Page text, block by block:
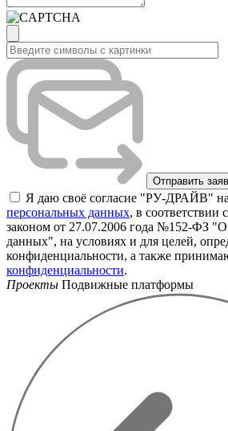
Я даю своё согласие "РУ-ДРАЙВ" на
персональных данных, в соответствии
законом от 27.07.2006 года №152-ФЗ
данных", на условиях и для целей,
конфиденциальности, а также
конфиденциальности.
Проекты Подвижные платформы